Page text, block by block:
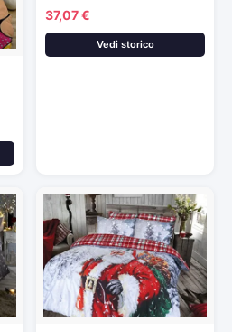
37,07 €
Vedi storico